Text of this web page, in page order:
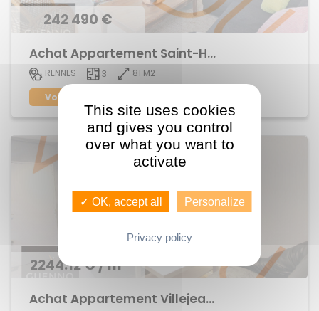
242 490 €
Achat Appartement Saint-Helier
RENNES 3
81 M2
Voir le bien
2244.12 € / m²
Achat Appartement Villejean / Kennedy
This site uses cookies
and gives you control
over what you want to
activate
✓ OK, accept all Personalize
Privacy policy